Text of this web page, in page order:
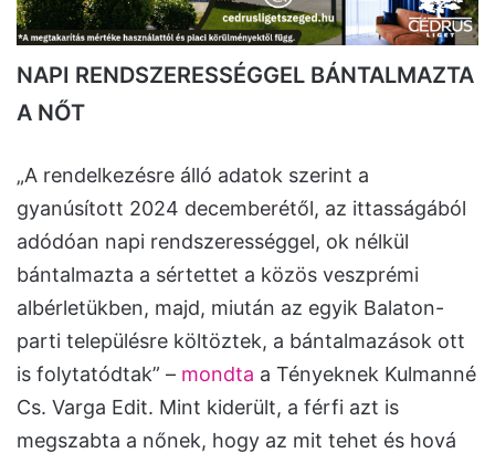
NAPI RENDSZERESSÉGGEL BÁNTALMAZTA
A NŐT
„A rendelkezésre álló adatok szerint a
gyanúsított 2024 decemberétől, az ittasságából
adódóan napi rendszerességgel, ok nélkül
bántalmazta a sértettet a közös veszprémi
albérletükben, majd, miután az egyik Balaton-
parti településre költöztek, a bántalmazások ott
is folytatódtak” – mondta a Tényeknek Kulmanné
Cs. Varga Edit. Mint kiderült, a férfi azt is
megszabta a nőnek, hogy az mit tehet és hová